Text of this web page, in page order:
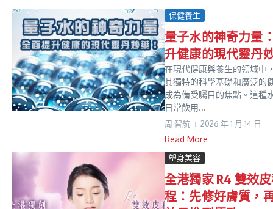
保健養生
量子水的神奇力量
升健康的現代靈丹
在現代健康與養生的領域中
其獨特的科學基礎和廣泛的
成為備受矚目的焦點。這種
日常飲用...
周 智航 2026 年 1 月 14 日
Read More
塑身美容
全港獨家 R4 雙效
程：先修好膚質，